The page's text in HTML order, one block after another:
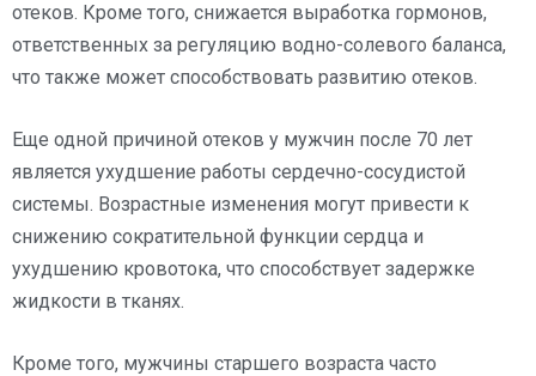
отеков. Кроме того, снижается выработка гормонов,
ответственных за регуляцию водно-солевого баланса,
что также может способствовать развитию отеков.
Еще одной причиной отеков у мужчин после 70 лет
является ухудшение работы сердечно-сосудистой
системы. Возрастные изменения могут привести к
снижению сократительной функции сердца и
ухудшению кровотока, что способствует задержке
жидкости в тканях.
Кроме того, мужчины старшего возраста часто